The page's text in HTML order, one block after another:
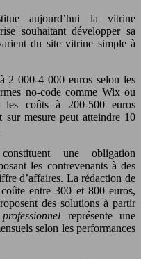
aujourd’hui la vitrine
souhaitant développer sa
du site vitrine simple à
2 000-4 000 euros selon les
no-code comme Wix ou
les coûts à 200-500 euros
sur mesure peut atteindre 10
une obligation
les contrevenants à des
d’affaires. La rédaction de
entre 300 et 800 euros,
des solutions à partir
représente une
selon les performances